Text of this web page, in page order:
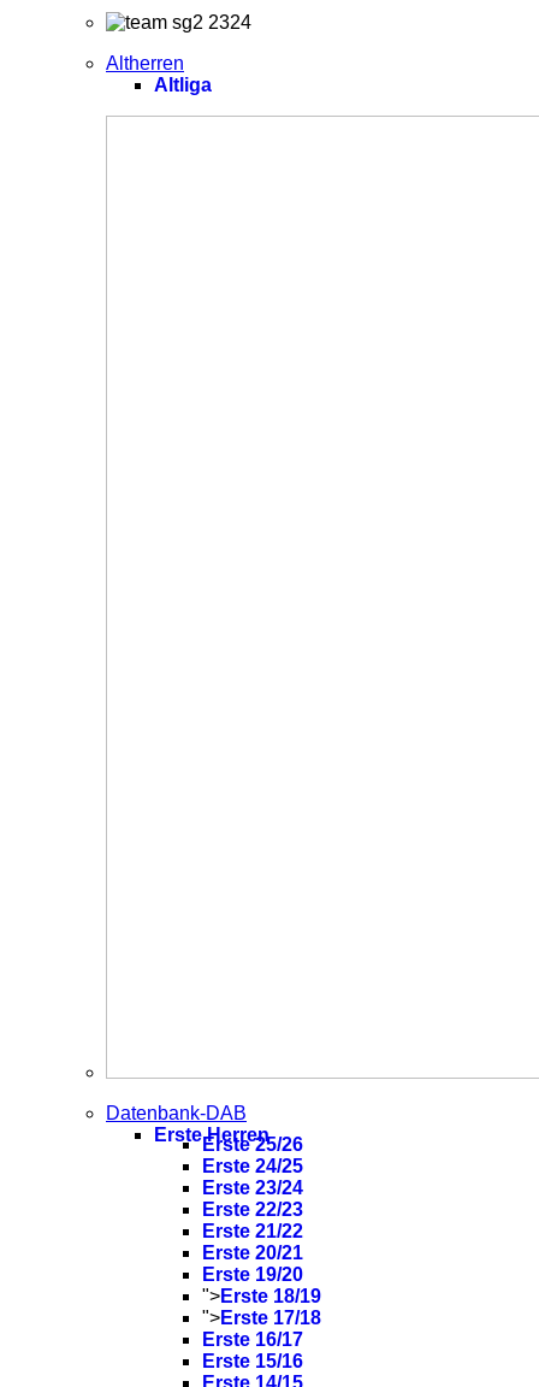
Altherren
Altliga
Datenbank-DAB
Erste Herren
Erste 25/26
Erste 24/25
Erste 23/24
Erste 22/23
Erste 21/22
Erste 20/21
Erste 19/20
">Erste 18/19
">Erste 17/18
Erste 16/17
Erste 15/16
Erste 14/15